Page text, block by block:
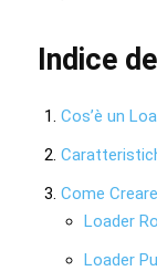
Indice
Cos’è un
Come
Loader
Loader